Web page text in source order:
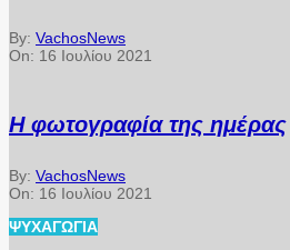
By: VachosNews
On: 16 Ιουλίου 2021
Η φωτογραφία της ημέρας
By: VachosNews
On: 16 Ιουλίου 2021
ΨΥΧΑΓΩΓΊΑ